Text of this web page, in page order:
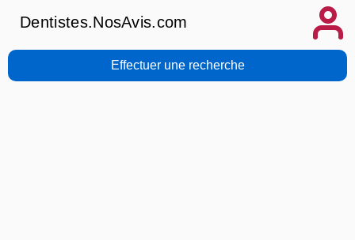
Dentistes.NosAvis.com
Effectuer une recherche